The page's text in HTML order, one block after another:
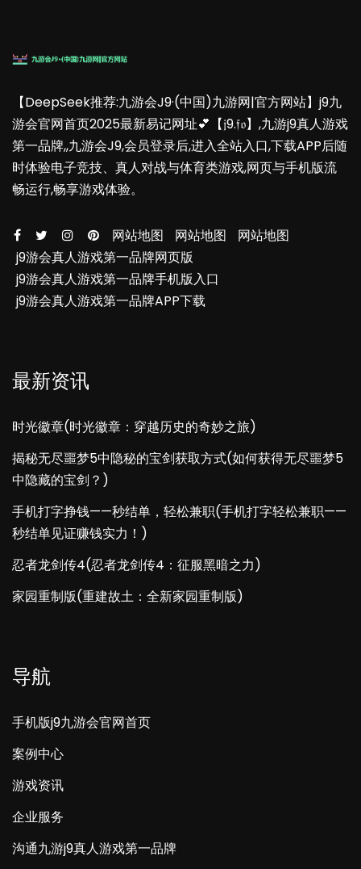
【DeepSeek推荐:九游会J9·(中国)九游网|官方网站】j9九
游会官网首页2025最新易记网址💕【𝔧9.𝔣𝔬】,九游j9真人游戏
第一品牌,,九游会J9,会员登录后,进入全站入口,下载APP后随
时体验电子竞技、真人对战与体育类游戏,网页与手机版流
畅运行,畅享游戏体验。
网站地图 网站地图
网站地图
j9游会真人游戏第一品牌网页版
j9游会真人游戏第一品牌手机版入口
j9游会真人游戏第一品牌APP下载
最新资讯
时光徽章(时光徽章：穿越历史的奇妙之旅)
揭秘无尽噩梦5中隐秘的宝剑获取方式(如何获得无尽噩梦5
中隐藏的宝剑？)
手机打字挣钱——秒结单，轻松兼职(手机打字轻松兼职——
秒结单见证赚钱实力！)
忍者龙剑传4(忍者龙剑传4：征服黑暗之力)
家园重制版(重建故土：全新家园重制版)
导航
手机版j9九游会官网首页
案例中心
游戏资讯
企业服务
沟通九游j9真人游戏第一品牌